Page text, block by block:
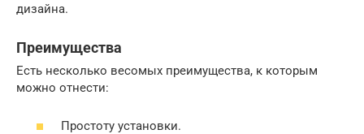
дизайна.
Преимущества
Есть несколько весомых преимущества, к которым
можно отнести:
Простоту установки.